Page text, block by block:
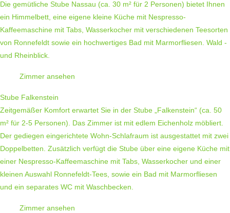
Die gemütliche Stube Nassau (ca. 30 m² für 2 Personen) bietet Ihnen
ein Himmelbett, eine eigene kleine Küche mit Nespresso-
Kaffeemaschine mit Tabs, Wasserkocher mit verschiedenen Teesorten
von Ronnefeldt sowie ein hochwertiges Bad mit Marmorfliesen. Wald -
und Rheinblick.
Zimmer ansehen
Stube Falkenstein
Zeitgemäßer Komfort erwartet Sie in der Stube „Falkenstein“ (ca. 50
m² für 2-5 Personen). Das Zimmer ist mit edlem Eichenholz möbliert.
Der gediegen eingerichtete Wohn-Schlafraum ist ausgestattet mit zwei
Doppelbetten. Zusätzlich verfügt die Stube über eine eigene Küche mit
einer Nespresso-Kaffeemaschine mit Tabs, Wasserkocher und einer
kleinen Auswahl Ronnefeldt-Tees, sowie ein Bad mit Marmorfliesen
und ein separates WC mit Waschbecken.
Zimmer ansehen